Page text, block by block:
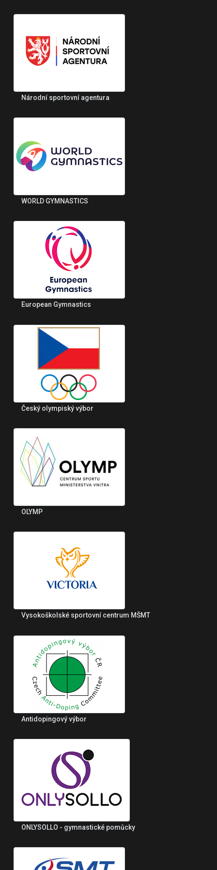
Národní sportovní agentura
WORLD GYMNASTICS
European Gymnastics
Český olympiský výbor
OLYMP
Vysokoškolské sportovní centrum MŠMT
Antidopingový výbor
ONLYSOLLO - gymnastické pomůcky